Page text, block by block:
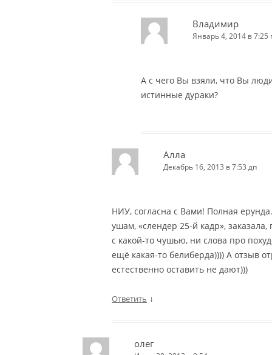
Владимир
Январь 4, 2014 в 7:25
А с чего Вы взяли, что Вы
истинные дураки?
Алла
Декабрь 16, 2013 в 7:53 дп
НИУ, согласна с Вами! Полная
ушам, «слендер 25-й кадр»,
с какой-то чушью, ни слова про
ещё какая-то белиберда)))) А отзыв
естественно оставить не дают)))
Ответить ↓
олег